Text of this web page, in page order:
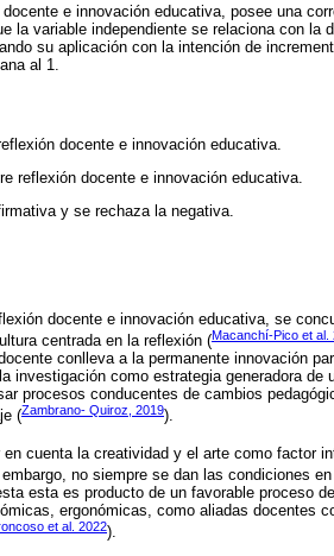
e innovación educativa, posee una
la variable independiente se relaciona con la
su aplicación con la intención de
al 1.
docente e innovación educativa.
reflexión docente e innovación educativa.
y se rechaza la negativa.
docente e innovación educativa, se
centrada en la reflexión (Macanchí-Pico et al.
conlleva a la permanente innovación
investigación como estrategia generadora
procesos conducentes de cambios
(Zambrano- Quiroz, 2019).
cuenta la creatividad y el arte como factor
no siempre se dan las condiciones
esta es producto de un favorable proceso
ergonómicas, como aliadas docentes
et al. 2022).